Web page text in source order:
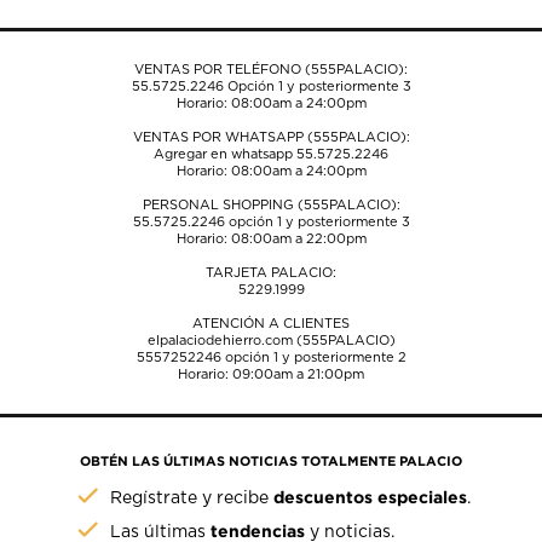
envío.envío.envío.envío.envío.
VENTAS POR TELÉFONO (555PALACIO):
55.5725.2246Opción 1 y posteriormente 3
Horario: 08:00am a 24:00pm
VENTAS POR WHATSAPP (555PALACIO):
Agregar en whatsapp 55.5725.2246
Horario: 08:00am a 24:00pm
PERSONAL SHOPPING (555PALACIO):
55.5725.2246opción 1 y posteriormente 3
Horario: 08:00am a 22:00pm
TARJETA PALACIO:
5229.1999
ATENCIÓN A CLIENTES
elpalaciodehierro.com (555PALACIO)
5557252246opción 1 y posteriormente 2
Horario: 09:00am a 21:00pm
OBTÉN LAS ÚLTIMAS NOTICIAS TOTALMENTE PALACIO
Regístrate y recibedescuentos especiales.
Las últimastendencias y noticias.